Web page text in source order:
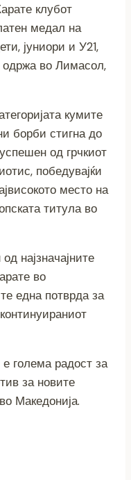
клубот
медал на
јуниори и У21,
одржа во Лимасол,
кумите
борби стигна до
од грчкиот
победувајќи
место на
титула во
најзначајните
во
една потврда за
голема радост за
за новите
Македонија.